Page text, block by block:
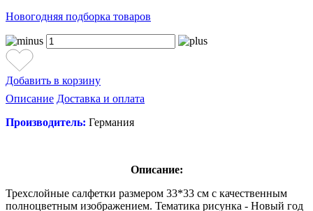
Новогодняя подборка товаров
Добавить в корзину
Описание Доставка и оплата
Производитель: Германия
Описание:
Трехслойные салфетки размером 33*33 см с качественным
полноцветным изображением. Тематика рисунка - Новый год